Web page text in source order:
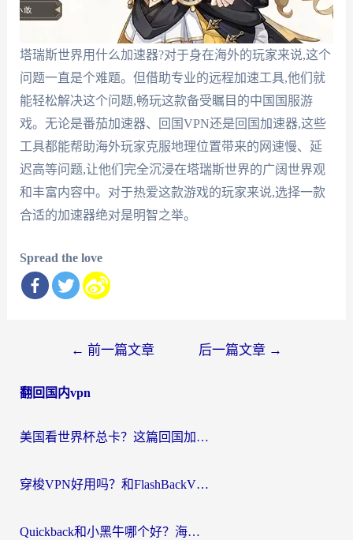
塔瑞斯世界用什么加速器?对于身在海外的玩家来说,这个
问题一直是个难题。但借助专业的远程加速工具,他们就
能轻松解决这个问题,畅玩这款备受瞩目的中国国服游
戏。无论是番茄加速器、回国VPN还是回国加速器,这些
工具都能帮助海外玩家克服地理位置带来的网速慢、延
迟高等问题,让他们完全沉浸在塔瑞斯世界的广阔世界观
和丰富内容中。对于热爱这款游戏的玩家来说,选择一款
合适的加速器绝对是明智之举。
Spread the love
导
← 前一篇文章 后一篇文章 →
翻回国内vpn
美国看世界杯总卡？这篇回国加速器指南帮你无缝刷国内资源（附苹果手机VPN设置步骤）
穿梭VPN好用吗？和FlashBackVPN对比哪个回国效果更好？
Quickback和小黑牛哪个好？海外党亲测指南，选对回国加速器秒回国内